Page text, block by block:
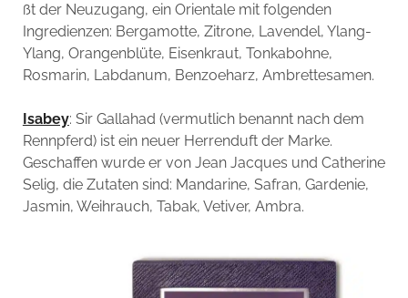
ßt der Neuzugang, ein Orientale mit folgenden
Ingredienzen: Bergamotte, Zitrone, Lavendel, Ylang-
Ylang, Orangenblüte, Eisenkraut, Tonkabohne,
Rosmarin, Labdanum, Benzoeharz, Ambrettesamen.
Isabey: Sir Gallahad (vermutlich benannt nach dem
Rennpferd) ist ein neuer Herrenduft der Marke.
Geschaffen wurde er von Jean Jacques und Catherine
Selig, die Zutaten sind: Mandarine, Safran, Gardenie,
Jasmin, Weihrauch, Tabak, Vetiver, Ambra.